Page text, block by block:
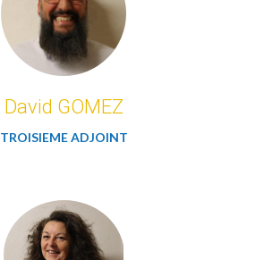
David GOMEZ
TROISIEME ADJOINT